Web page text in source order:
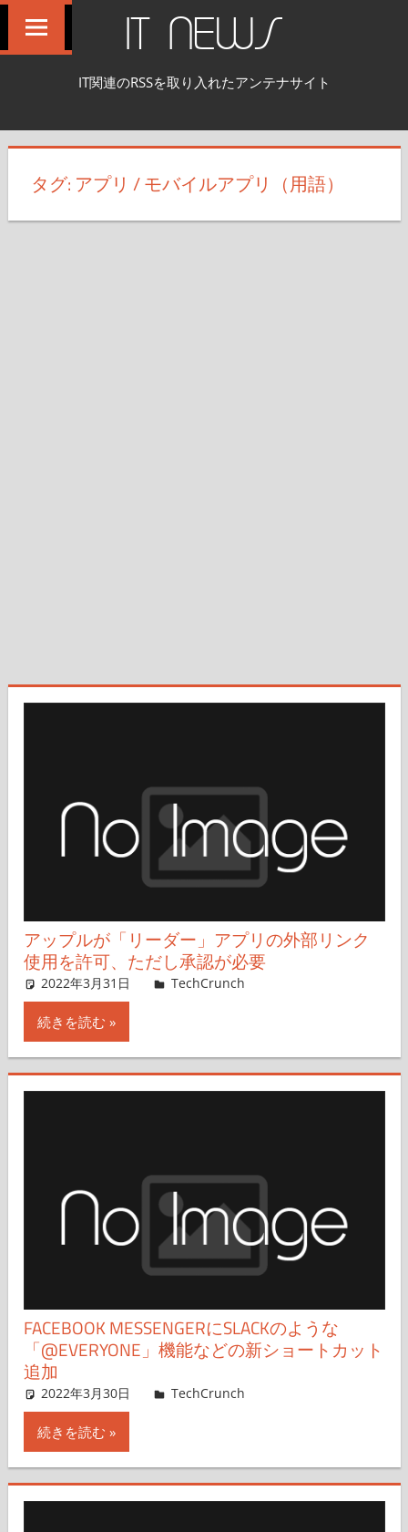
へ
ッ
IT NEWS
IT関連のRSSを取り入れたアンテナサイト
タグ: アプリ / モバイルアプリ（用語）
アップルが「リーダー」アプリの外部リンク
使用を許可、ただし承認が必要
2022年3月31日 Sarah Perez,Nobuo Takahashi
TechCrunch
続きを読む
FACEBOOK MESSENGERにSLACKのような
「@EVERYONE」機能などの新ショートカット
追加
2022年3月30日 Aisha Malik,katsuyukiyasui
TechCrunch
続きを読む